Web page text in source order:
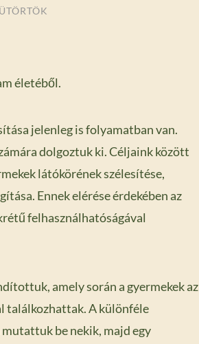
életéből.
jelenleg is folyamatban van.
dolgoztuk ki. Céljaink között
látókörének szélesítése,
Ennek elérése érdekében az
felhasználhatóságával
amely során a gyermekek az
találkozhattak. A különféle
be nekik, majd egy